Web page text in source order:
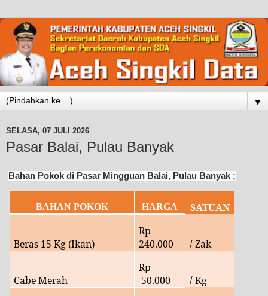
▼
SELASA, 07 JULI 2026
Pasar Balai, Pulau Banyak
Bahan Pokok di Pasar Mingguan Balai, Pulau Banyak ;
BAHAN POKOK HARGA SATUAN
Beras 15 Kg (Ikan)
Rp
240.000 / Zak
Cabe Merah
Rp
50.000 / Kg